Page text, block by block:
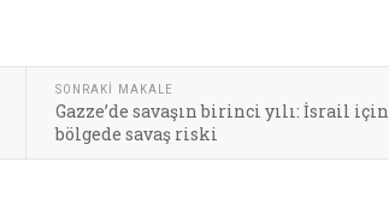
SONRAKI MAKALE
Gazze’de savaşın birinci yılı: İsrail
bölgede savaş riski